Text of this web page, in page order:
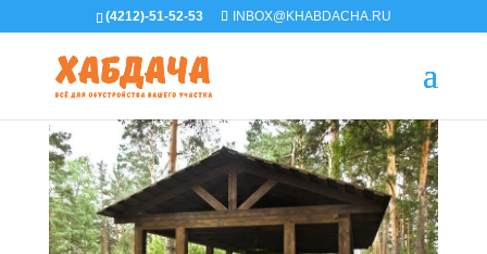
(4212)-51-52-53 INBOX@KHABDACHA.RU